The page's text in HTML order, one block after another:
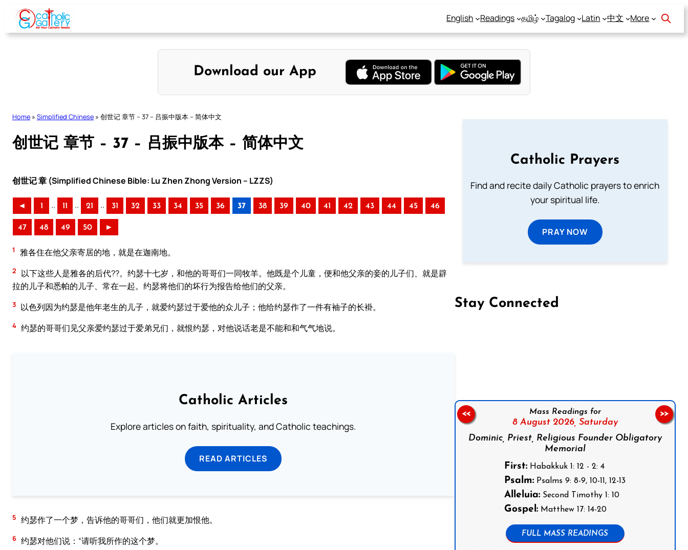
Skip
content
English Readings தமிழ் Tagalog Latin 中文 More
Download our App
Home » Simplified Chinese » 创世记 章节 – 37 – 吕振中版本 – 简体中文
创世记 章节 – 37 – 吕振中版本 – 简体中文
创世记 章 (Simplified Chinese Bible: Lu Zhen Zhong Version – LZZS)
◄ 1 .. 11 .. 21 .. 31 32 33 34 35 36 37 38 39 40 41 42 43 44 45 46
47 48 49 50 ►
1 雅各住在他父亲寄居的地，就是在迦南地。
2
以下这些人是雅各的后代??。约瑟十七岁，和他的哥哥们一同牧羊。他既是个儿童，便和他父亲的妾的儿子们、就是辟
拉的儿子和悉帕的儿子、常在一起。约瑟将他们的坏行为报告给他们的父亲。
3 以色列因为约瑟是他年老生的儿子，就爱约瑟过于爱他的众儿子；他给约瑟作了一件有袖子的长褂。
4 约瑟的哥哥们见父亲爱约瑟过于爱弟兄们，就恨约瑟，对他说话老是不能和和气气地说。
Catholic Articles
Explore articles on faith, spirituality, and Catholic teachings.
READ ARTICLES
5 约瑟作了一个梦，告诉他的哥哥们，他们就更加恨他。
6 约瑟对他们说：“请听我所作的这个梦。
Catholic Prayers
Find and recite daily Catholic prayers to enrich
your spiritual life.
PRAY NOW
Stay Connected
Mass Readings for
8 August 2026, Saturday
Dominic, Priest, Religious Founder Obligatory
Memorial
First: Habakkuk 1: 12 - 2: 4
Psalm: Psalms 9: 8-9, 10-11, 12-13
Alleluia: Second Timothy 1: 10
Gospel: Matthew 17: 14-20
FULL MASS READINGS
<< >>